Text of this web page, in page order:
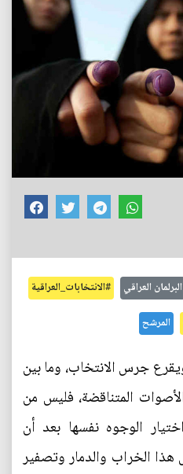
البرلمان العراقي #الانتخابات_العراقية
المرشح
جرس الانتخاب، وما بين
المتناقضة، فليس من
الوجوه نفسها بعد أن
الخراب والدمار وتصفير